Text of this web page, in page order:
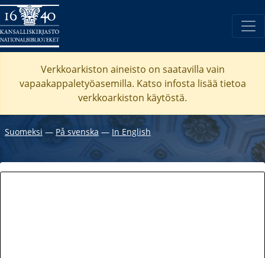
Verkkoarkiston aineisto on saatavilla vain
vapaakappaletyöasemilla. Katso infosta lisää tietoa
verkkoarkiston käytöstä.
Suomeksi ― På svenska ― In English